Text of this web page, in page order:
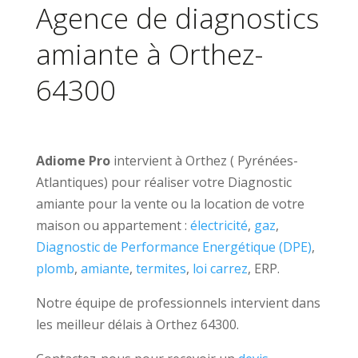
Agence de diagnostics
amiante à Orthez-
64300
Adiome Prointervient à Orthez ( Pyrénées-
Atlantiques) pour réaliser votre Diagnostic
amiante pour la vente ou la location de votre
maison ou appartement : électricité, gaz,
Diagnostic de Performance Energétique (DPE),
plomb, amiante, termites, loi carrez, ERP.
Notre équipe de professionnels intervient dans
les meilleur délais à Orthez 64300.